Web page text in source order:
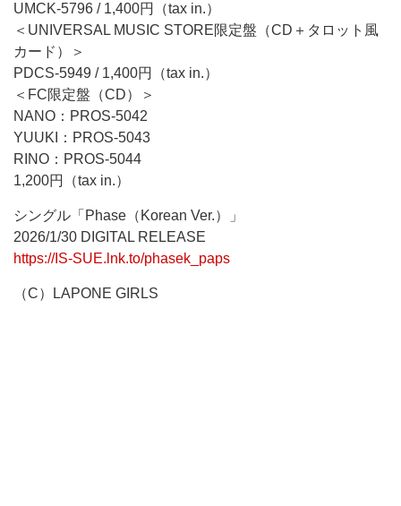
UMCK-5796 / 1,400円（tax in.）
＜UNIVERSAL MUSIC STORE限定盤（CD＋タロット風
カード）＞
PDCS-5949 / 1,400円（tax in.）
＜FC限定盤（CD）＞
NANO：PROS-5042
YUUKI：PROS-5043
RINO：PROS-5044
1,200円（tax in.）
シングル「Phase（Korean Ver.）」
2026/1/30 DIGITAL RELEASE
https://IS-SUE.lnk.to/phasek_paps
（C）LAPONE GIRLS